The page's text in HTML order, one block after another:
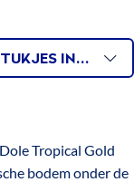
TROPICAL GOLD KLEINE ANANASSTUKJES IN 100% ANANASSAP
Tropical Gold
bodem onder de